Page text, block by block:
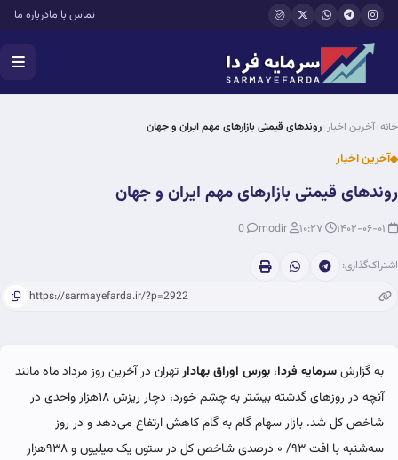
رفتن به محتوای اصلی تماس با مادرباره ما
خانه آخرین اخبار روندهای قیمتی بازارهای مهم ایران و جهان
آخرین اخبار
روندهای قیمتی بازارهای مهم ایران و جهان
اشتراک‌گذاری:
به گزارشسرمایه فردا، بورس اوراق بهادارتهران در آخرین روز مرداد ماه مانند
آنچه در روزهای گذشته بیشتر به چشم خورد، دچار ریزش ۱۸‌هزار واحدی در
شاخص کل شد. بازار سهام گام به گام کاهش ارتفاع می‌دهد و در روز
سه‌‌‌شنبه با افت ۹۳/ ۰ درصدی شاخص کل در ستون یک میلیون و ۹۳۸‌هزار